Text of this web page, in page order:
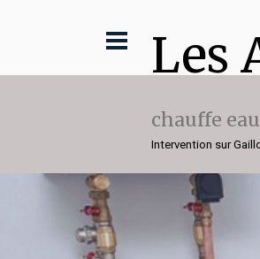
Les
chauffe
Intervention sur